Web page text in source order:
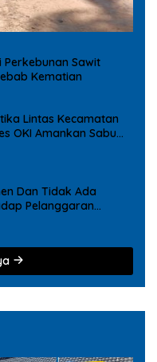
Perkebunan Sawit
Kematian
Lintas Kecamatan
OKI Amankan Sabu
Dan Tidak Ada
Pelanggaran